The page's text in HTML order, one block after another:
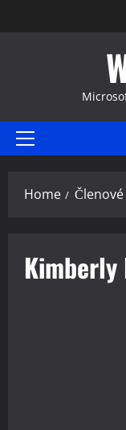
to
Primary
Home Členové
Kimberly